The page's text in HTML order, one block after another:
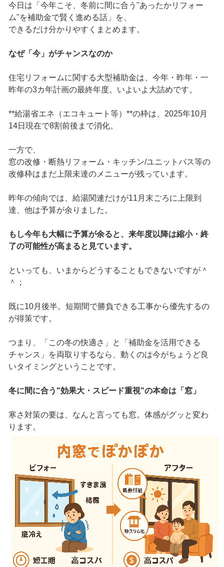
今日は「今年こそ、冬前に間に合う"あったかリフォー
ム"を補助金で賢く進める話」を、
できるだけ分かりやすくまとめます。
なぜ「今」がチャンスなのか
住宅リフォームに関する大型補助金は、今年・昨年・一
昨年の3カ年計画の最終年度。いよいよ大詰めです。
**給湯省エネ（エコキュート等）**の枠は、2025年10月
14日現在で8割前後まで消化。
一方で、
窓の改修・断熱リフォーム・キッチン/ユニットバス等の
改修枠はまだ上限未達のメニューが残っています。
昨年の傾向では、給湯関連だけが11月末ごろに上限到
達、他は予算が余りました。
もし今年も大幅に予算が余ると、来年度以降は縮小・終
了の可能性が高まると見ています。
といっても、いまからどうすることもできないですが＾
＾；
既に10月後半。短期間で勝負できる工事から優先するの
が得策です。
つまり、「この冬の快適さ」と「補助金を活用できる
チャンス」を両取りするなら、動くのは今がちょうど良
いタイミングということです。
冬に間に合う"効果大・スピード重視"の本命は「窓」
寒さ対策の要は、なんと言っても窓。体感がグッと変わ
ります。